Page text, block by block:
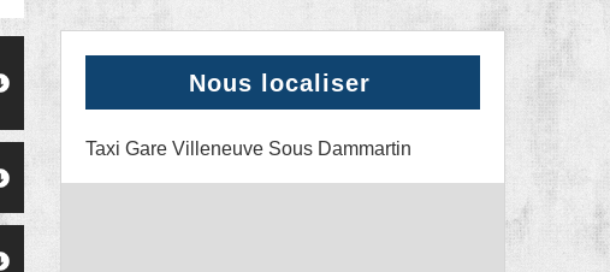
Nous localiser
Taxi Gare Villeneuve Sous Dammartin